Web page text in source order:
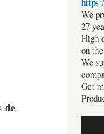
de
We
27
High
on
We
Get